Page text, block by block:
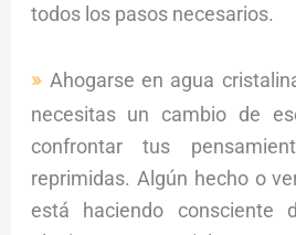
todos los pasos necesarios.
Ahogarse en agua
necesitas un cambio de
confrontar tus
reprimidas. Algún hecho o
está haciendo